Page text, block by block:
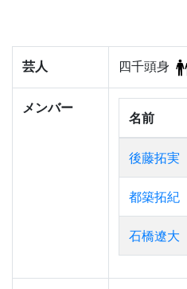
芸人 四千頭身
メンバー
名前
後藤拓実
都築拓紀
石橋遼大